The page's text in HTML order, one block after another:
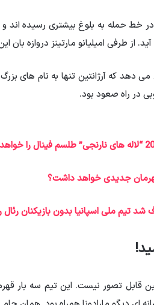
در خط حمله به بلوغ بیشتری رسیده
از طرفی امیلیانو مارتینز دروازه بان
در راه صعود بود.
تیم ملی اسپانیا بدون بازیکنان